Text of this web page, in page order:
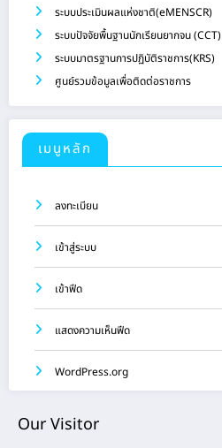
ระบบประเมินผลแห่งชาติ(eMENSCR)
ระบบปัจจัยพื้นฐานนักเรียนยากจน (CCT)
ระบบมาตรฐานการปฏิบัติราชการ(KRS)
ศูนย์รวมข้อมูลเพื่อติดต่อราชการ
เมนูหลัก
ลงทะเบียน
เข้าสู่ระบบ
เข้าฟีด
แสดงความเห็นฟีด
WordPress.org
Our Visitor